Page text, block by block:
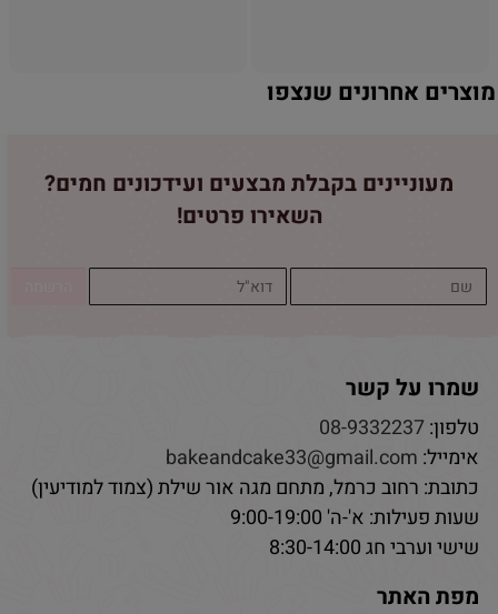
מוצרים אחרונים שנצפו
מעוניינים בקבלת מבצעים ועידכונים חמים?
השאירו פרטים!
שמרו על קשר
טלפון:08-9332237
אימייל: bakeandcake33@gmail.com
כתובת: רחוב כרמל, מתחם מגה אור שילת (צמוד למודיעין)
שעות פעילות: א'-ה' 9:00-19:00
שישי וערבי חג 8:30-14:00
מפת האתר